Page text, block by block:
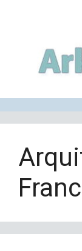
contenido